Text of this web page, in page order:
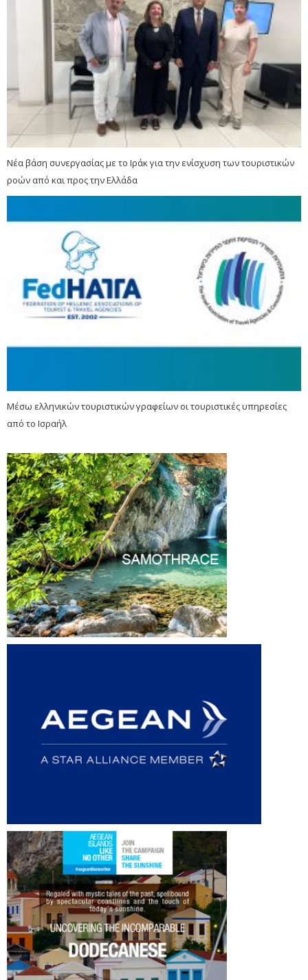
Νέα βάση συνεργασίας με το Ιράκ για την ενίσχυση των τουριστικών
ροών από και προς την Ελλάδα
Μέσω ελληνικών τουριστικών γραφείων οι τουριστικές υπηρεσίες
από το Ισραήλ